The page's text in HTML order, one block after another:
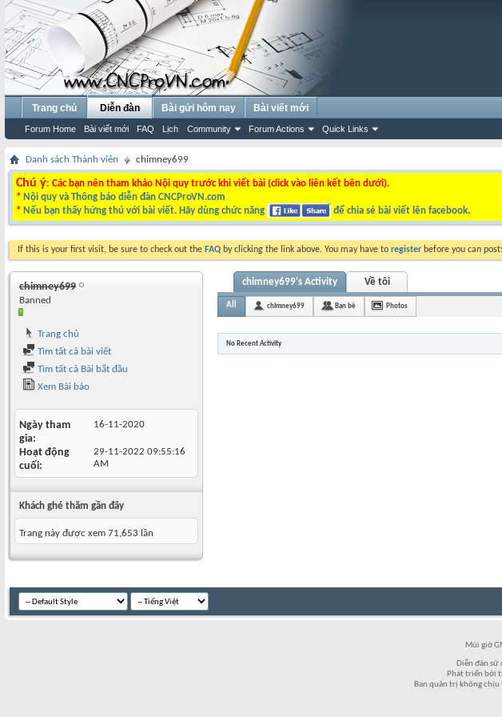
Trang chủ Diễn đàn
Forum Home Bài viết mới FAQ Lịch Community Forum Actions Quick Links
Bài gửi hôm nay Bài viết mới
Danh sách Thành viên chimney699
Chú ý: Các bạn nên tham khảo Nội quy trước khi viết bài (click vào liên kết bên dưới).
* Nội quy và Thông báo diễn đàn CNCProVN.com
* Nếu bạn thấy hứng thú với bài viết. Hãy dùng chức năng để chia sẻ bài viết lên facebook.
If this is your first visit, be sure to check out the FAQ by clicking the link above. You may have to register before you can
chimney699
Banned
Trang chủ
Tìm tất cả bài viết
Tìm tất cả Bài bắt đầu
Xem Bài báo
Ngày tham
gia
16-11-2020
Hoạt động
cuối
29-11-2022 09:55:16
AM
Khách ghé thăm gần đây
Trang này được xem 71,653 lần
chimney699's Activity Về tôi
All chimney699 Bạn bè Photos
No Recent Activity
Múi giờ
Diễn đàn sử
Phát triển bởi
Ban quản trị không